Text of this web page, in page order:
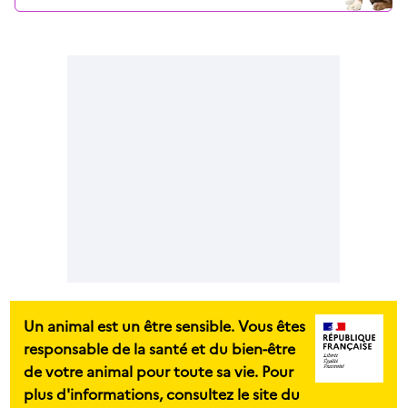
Un animal est un être sensible. Vous êtes
responsable de la santé et du bien-être
de votre animal pour toute sa vie. Pour
plus d'informations, consultez le site du